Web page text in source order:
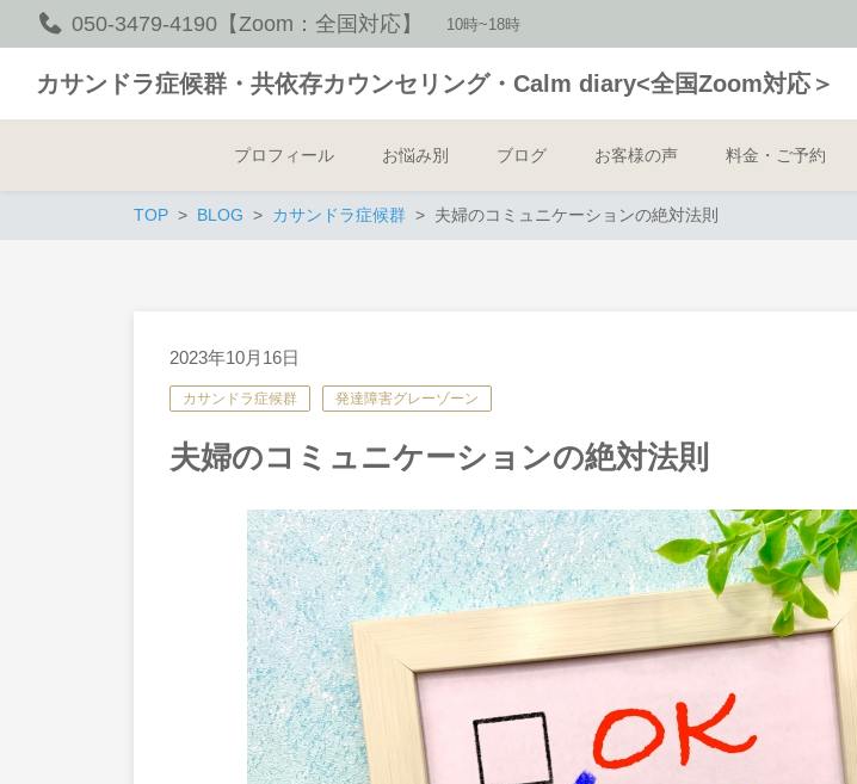
050-3479-4190【Zoom：全国対応】 10時~18時
カサンドラ症候群・共依存カウンセリング・Calm diary<全国Zoom対応＞
プロフィール お悩み別 ブログ お客様の声 料金・ご予約
TOP BLOG カサンドラ症候群 夫婦のコミュニケーションの絶対法則
2023年10月16日
カサンドラ症候群 発達障害グレーゾーン
夫婦のコミュニケーションの絶対法則